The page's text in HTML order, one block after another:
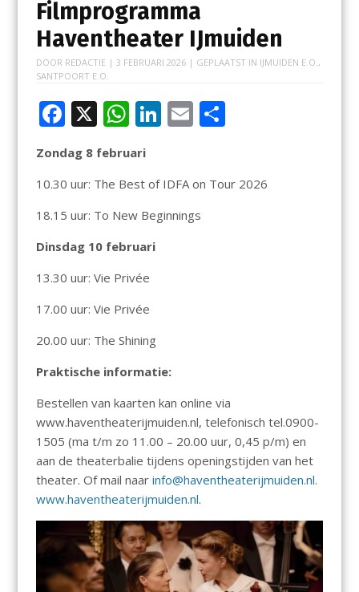
Filmprogramma
Haventheater IJmuiden
DOOR REDACTIE | 3 FEBRUARI 2026| GEPLAATST IN IJMUIDEN E.O. ,
SANTPOORT E.O.
F
ac
e
b
o
o
k
X W
h
at
s
A
p
p
Li
e
dI
E
l
D
n
Zondag 8 februari
10.30 uur: The Best of IDFA on Tour 2026
18.15 uur: To New Beginnings
Dinsdag 10 februari
13.30 uur: Vie Privée
17.00 uur: Vie Privée
20.00 uur: The Shining
Praktische informatie:
Bestellen van kaarten kan online via
www.haventheaterijmuiden.nl, telefonisch tel.0900-
1505 (ma t/m zo 11.00 – 20.00 uur, 0,45 p/m) en
aan de theaterbalie tijdens openingstijden van het
theater. Of mail naar info@haventheaterijmuiden.nl.
www.haventheaterijmuiden.nl.